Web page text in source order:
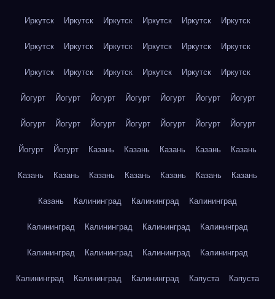
Иркутск Иркутск Иркутск Иркутск Иркутск Иркутск
Иркутск Иркутск Иркутск Иркутск Иркутск Иркутск
Иркутск Иркутск Иркутск Иркутск Иркутск Иркутск
Йогурт Йогурт Йогурт Йогурт Йогурт Йогурт Йогурт
Йогурт Йогурт Йогурт Йогурт Йогурт Йогурт Йогурт
Йогурт Йогурт Казань Казань Казань Казань Казань
Казань Казань Казань Казань Казань Казань Казань
Казань Калининград Калининград Калининград
Калининград Калининград Калининград Калининград
Калининград Калининград Калининград Калининград
Калининград Калининград Калининград Капуста Капуста